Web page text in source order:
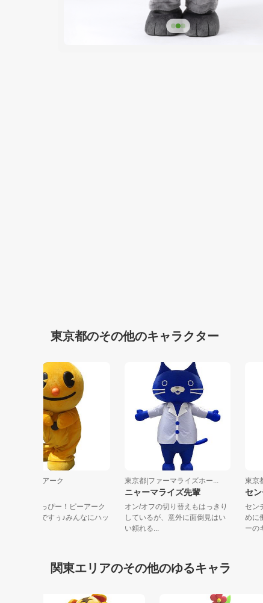
東京都のその他のキャラクター
東京都|ピーアーク
こんにちわっぴー！ピーアーク
のピーくんですぅ♪みんなにハッ
東京都|ファーマライズホー...
ニャーマライズ先輩
オン/オフの切り替えもはっきり
しているが、意外に面倒見はい
い頼れる...
関東エリアのその他のゆるキャラ